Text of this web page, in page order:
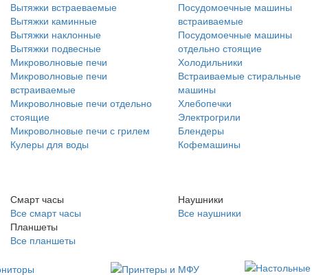
Вытяжки встраеваемые
Вытяжки каминные
Вытяжки наклонные
Вытяжки подвесные
Микроволновые печи
Микроволновые печи
встраиваемые
Микроволновые печи отдельно
стоящие
Микроволновые печи с грилем
Кулеры для воды
Посудомоечные машины
встраиваемые
Посудомоечные машины
отдельно стоящие
Холодильники
Встраиваемые стиральные
машины
Хлебопечки
Электрогрили
Блендеры
Кофемашины
Смарт часы
Все смарт часы
Планшеты
Все планшеты
Наушники
Все наушники